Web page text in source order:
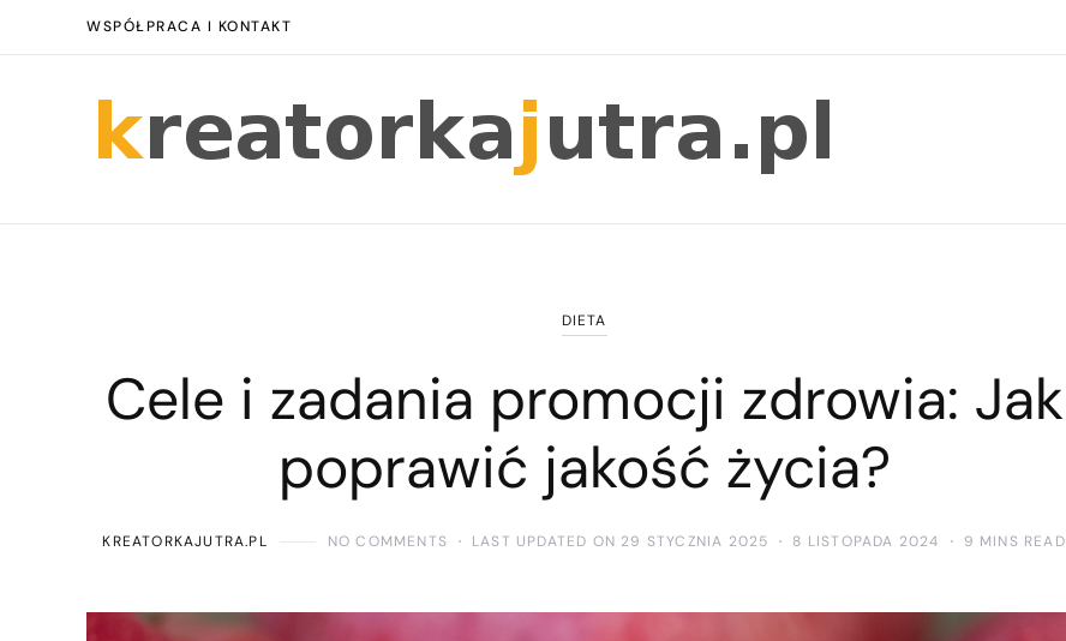
WSPÓŁPRACA I KONTAKT
DIETA
Cele i zadania promocji zdrowia: Jak
poprawić jakość życia?
KREATORKAJUTRA.PL NO COMMENTS LAST UPDATED ON 29 STYCZNIA 2025 8 LISTOPADA 2024 9 MINS READ